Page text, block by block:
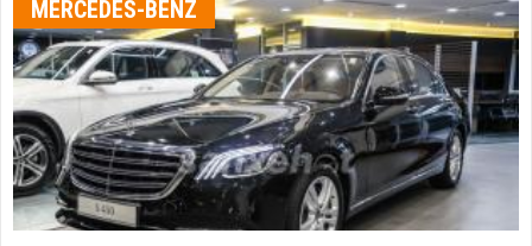
MERCEDES-BENZ